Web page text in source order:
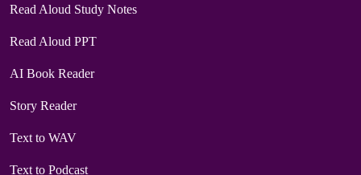
Read Aloud Study Notes
Read Aloud PPT
AI Book Reader
Story Reader
Text to WAV
Text to Podcast